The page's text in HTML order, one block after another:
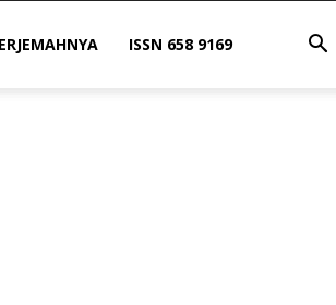
ISSN 658 9169